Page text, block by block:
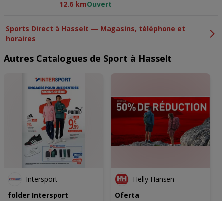
12.6 kmOuvert
Sports Direct à Hasselt — Magasins, téléphone et
horaires
Autres Catalogues de Sport à Hasselt
Intersport
folder Intersport
Helly Hansen
Oferta
volgende doeleinden:
Precieze geolocatiegegevens gebruiken. De apparaatkenmerken
advertentie- en contentmetingen, doelgroepenonderzoek en
Partnerlijst (derden)